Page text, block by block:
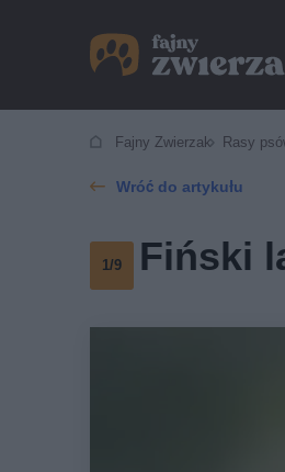
Fajny Zwierzak Rasy
Wróć do artykułu
1/9 Fiński